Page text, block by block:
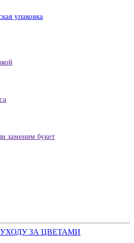
упаковка
заменим букет
ЗА ЦВЕТАМИ